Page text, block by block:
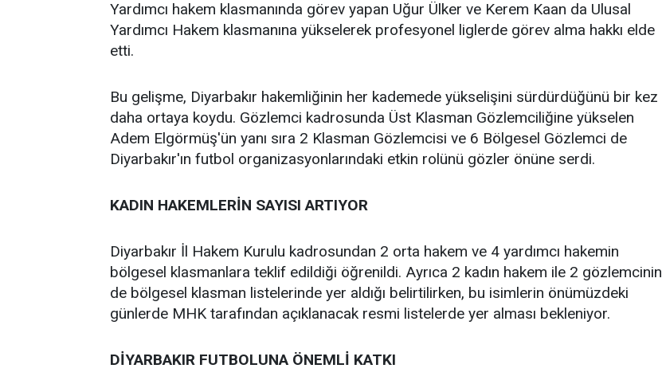
Yardımcı hakem klasmanında görev yapan Uğur Ülker ve Kerem Kaan da Ulusal
Yardımcı Hakem klasmanına yükselerek profesyonel liglerde görev alma hakkı elde
etti.
Bu gelişme, Diyarbakır hakemliğinin her kademede yükselişini sürdürdüğünü bir kez
daha ortaya koydu. Gözlemci kadrosunda Üst Klasman Gözlemciliğine yükselen
Adem Elgörmüş'ün yanı sıra 2 Klasman Gözlemcisi ve 6 Bölgesel Gözlemci de
Diyarbakır'ın futbol organizasyonlarındaki etkin rolünü gözler önüne serdi.
KADIN HAKEMLERİN SAYISI ARTIYOR
Diyarbakır İl Hakem Kurulu kadrosundan 2 orta hakem ve 4 yardımcı hakemin
bölgesel klasmanlara teklif edildiği öğrenildi. Ayrıca 2 kadın hakem ile 2 gözlemcinin
de bölgesel klasman listelerinde yer aldığı belirtilirken, bu isimlerin önümüzdeki
günlerde MHK tarafından açıklanacak resmi listelerde yer alması bekleniyor.
DİYARBAKIR FUTBOLUNA ÖNEMLİ KATKI